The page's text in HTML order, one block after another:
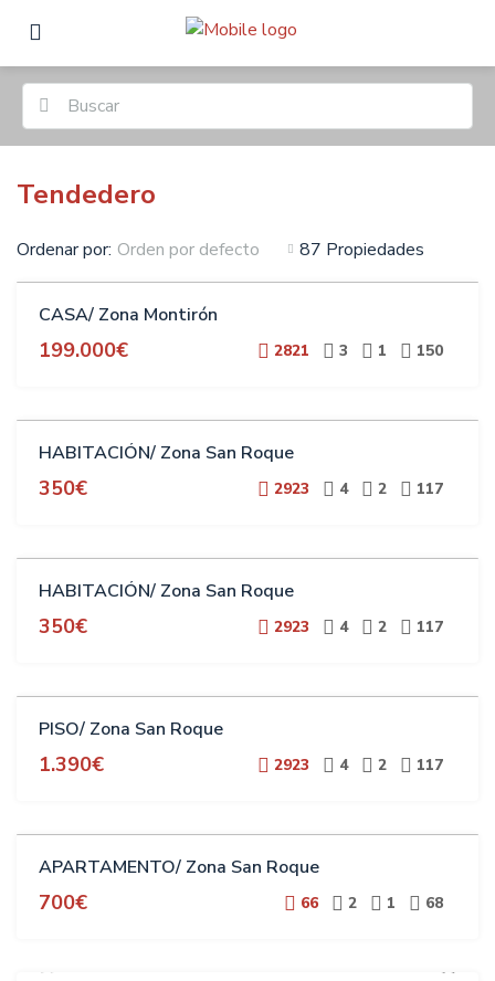
Tendedero
87 Propiedades
Ordenar por: Orden por defecto
CASA/ Zona Montirón
199.000€ 2821 3 1 150
ESTUDIANTES
HABITACIÓN/ Zona San Roque
350€ 2923 4 2 117
ESTUDIANTES
HABITACIÓN/ Zona San Roque
350€ 2923 4 2 117
ESTUDIANTES
PISO/ Zona San Roque
1.390€ 2923 4 2 117
APARTAMENTO/ Zona San Roque
700€ 66 2 1 68